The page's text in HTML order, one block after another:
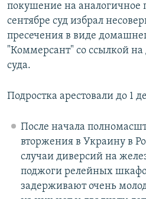
покушение на аналогичное
сентябре суд избрал
пресечения в виде
"Коммерсант" со ссылкой
суда.
Подростка арестовали до 1
После начала
вторжения в Украину в
случаи диверсий на
поджоги релейных
задерживают очень